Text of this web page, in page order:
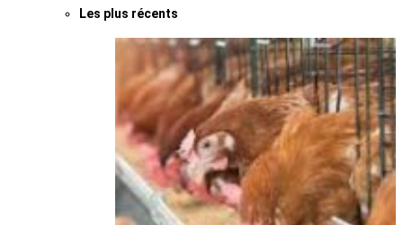
Les plus récents